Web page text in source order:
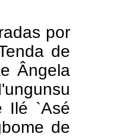
por
de
Ângela
Ilé `Asé
de